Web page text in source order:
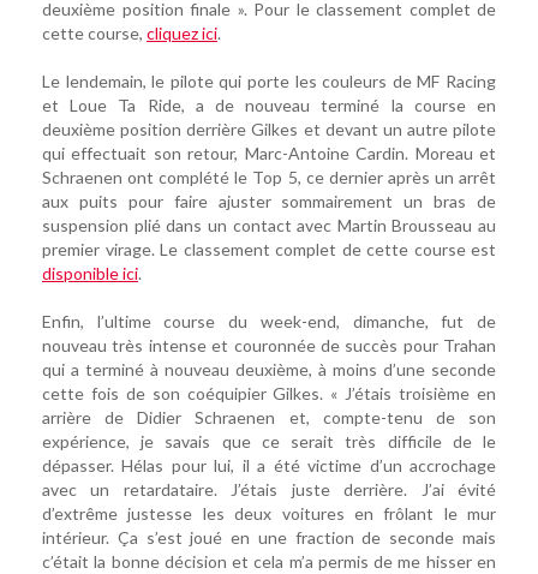
deuxième position finale ». Pour le classement complet de
cette course, cliquez ici.
Le lendemain, le pilote qui porte les couleurs de MF Racing
et Loue Ta Ride, a de nouveau terminé la course en
deuxième position derrière Gilkes et devant un autre pilote
qui effectuait son retour, Marc-Antoine Cardin. Moreau et
Schraenen ont complété le Top 5, ce dernier après un arrêt
aux puits pour faire ajuster sommairement un bras de
suspension plié dans un contact avec Martin Brousseau au
premier virage. Le classement complet de cette course est
disponible ici.
Enfin, l’ultime course du week-end, dimanche, fut de
nouveau très intense et couronnée de succès pour Trahan
qui a terminé à nouveau deuxième, à moins d’une seconde
cette fois de son coéquipier Gilkes. « J’étais troisième en
arrière de Didier Schraenen et, compte-tenu de son
expérience, je savais que ce serait très difficile de le
dépasser. Hélas pour lui, il a été victime d’un accrochage
avec un retardataire. J’étais juste derrière. J’ai évité
d’extrême justesse les deux voitures en frôlant le mur
intérieur. Ça s’est joué en une fraction de seconde mais
c’était la bonne décision et cela m’a permis de me hisser en